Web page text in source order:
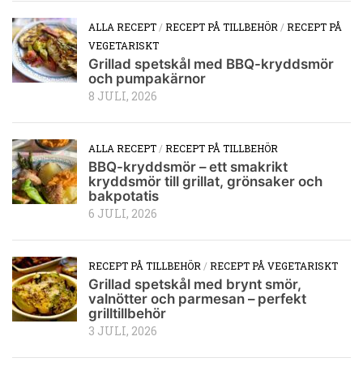
ALLA RECEPT/RECEPT PÅ TILLBEHÖR/RECEPT PÅ
VEGETARISKT
Grillad spetskål med BBQ-kryddsmör
och pumpakärnor
8 JULI, 2026
ALLA RECEPT/RECEPT PÅ TILLBEHÖR
BBQ-kryddsmör – ett smakrikt
kryddsmör till grillat, grönsaker och
bakpotatis
6 JULI, 2026
RECEPT PÅ TILLBEHÖR/RECEPT PÅ VEGETARISKT
Grillad spetskål med brynt smör,
valnötter och parmesan – perfekt
grilltillbehör
3 JULI, 2026